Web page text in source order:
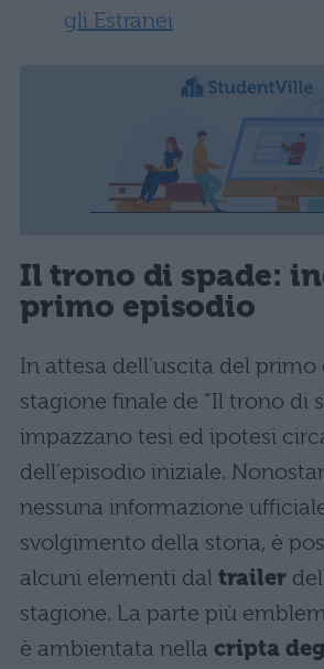
gli Estranei
Il trono di spade:
primo episodio
In attesa dell’uscita del
stagione finale de “Il trono di
impazzano tesi ed ipotesi
dell’episodio iniziale.
nessuna informazione
svolgimento della storia, è
alcuni elementi dal trailer
stagione. La parte più
è ambientata nella cripta